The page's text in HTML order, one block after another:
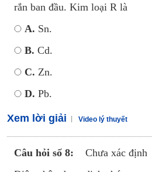
rắn ban đầu. Kim loại R là
A. Sn.
B. Cd.
C. Zn.
D. Pb.
Xem lời giải Video lý thuyết
Câu hỏi số 8:
Chưa xác định